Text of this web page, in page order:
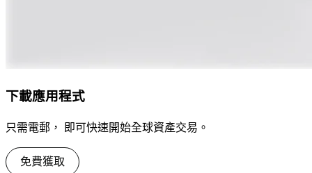
下載應用程式
只需電郵， 即可快速開始全球資產交易。
免費獲取